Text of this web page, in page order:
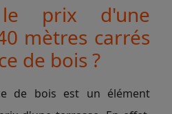
prix d'une
mètres carrés
de bois ?
de bois est un élément